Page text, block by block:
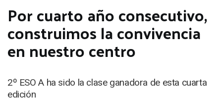
Por cuarto año consecutivo,
construimos la convivencia
en nuestro centro
2º ESO A ha sido la clase ganadora de esta cuarta
edición